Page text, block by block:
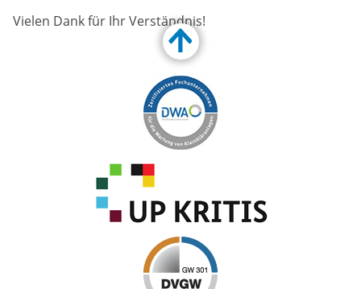
Vielen Dank für Ihr Verständnis!
Customize Toolbar…